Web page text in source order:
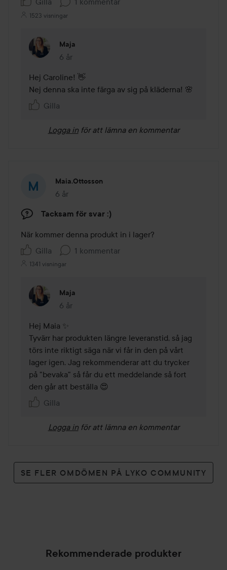
1523 visningar
Maja
6 år
Kommentaren lades 6 år
Hej Caroline! 👋
Nej denna ska inte färga av sig på kläderna! 🌸
Gilla
Logga in för att lämna en kommentar
Maia.ottosson
6 år
Inlägget skapades 6 år
Tacksam för svar :)
När kommer denna produkt in i lager?
Gilla
1 kommentar
1341 visningar
Maja
6 år
Kommentaren lades 6 år
Hej Maia ✨
Tyvärr har produkten längre leveranstid, så jag
törs inte riktigt säga när vi får in den på vårt
lager igen. Jag rekommenderar att du trycker
på "bevaka" så får du ett meddelande så fort
den går att beställa 😍
Gilla
Logga in för att lämna en kommentar
SE FLER OMDÖMEN PÅ LYKO COMMUNITY
Rekommenderade produkter